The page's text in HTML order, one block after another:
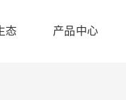
态 产品中心